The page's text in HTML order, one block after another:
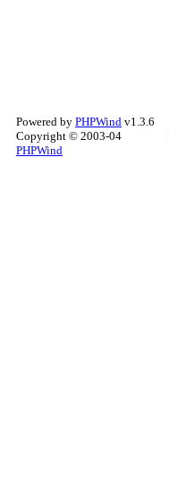
Powered by PHPWind v1.3.6
Copyright © 2003-04
PHPWind